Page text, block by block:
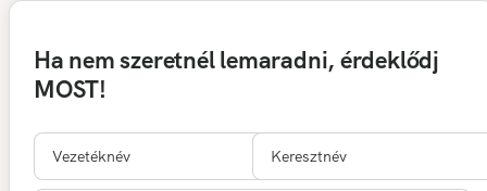
Ha nem szeretnél lemaradni, érdeklődj
MOST!